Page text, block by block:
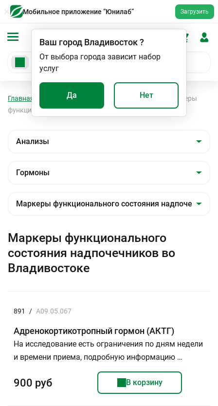
Мобильное приложение “Юнилаб” Загрузить
Ваш город Владивосток?
От выбора города зависит набор
услуг
Да Нет
Главная Анализы Гормоны
Маркеры
функционального состояния надпочечников
Маркеры функционального
состояния надпочечников во
Владивостоке
891 / A09.05.067
Адренокортикотропный гормон (АКТГ)
На исследование есть ограничения по дням недели
и времени приема, подробную информацию …
900 руб В корзину